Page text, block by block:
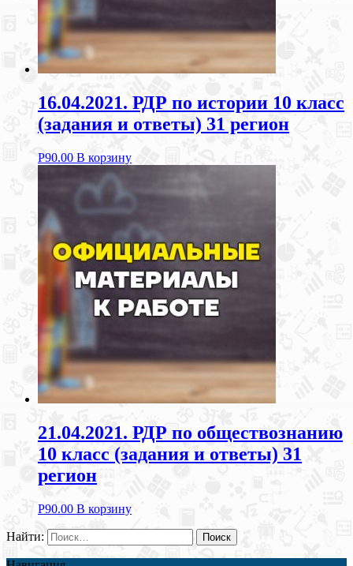
16.04.2021. РДР по истории 10 класс
(задания и ответы) 31 регион
Р90.00 В корзину
21.04.2021. РДР по обществознанию
10 класс (задания и ответы) 31
регион
Р90.00 В корзину
Найти: